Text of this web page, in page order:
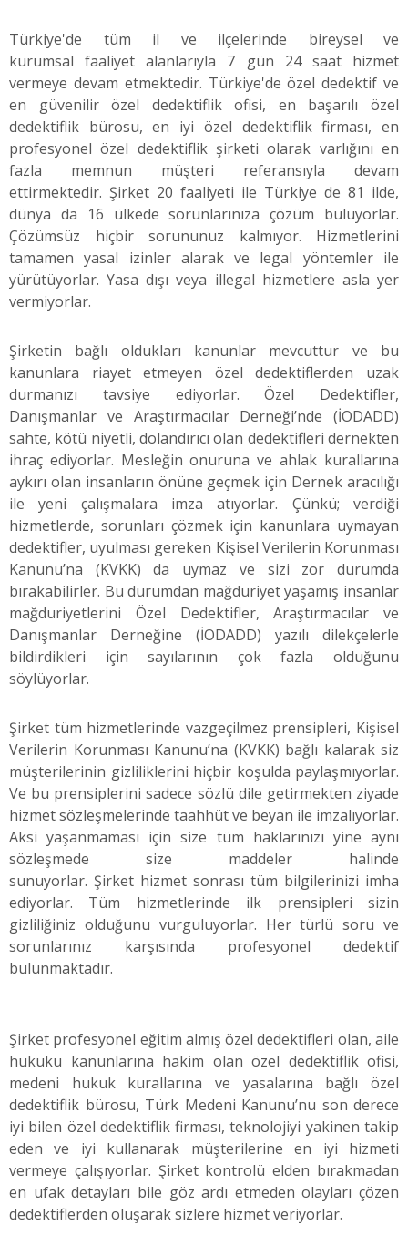
Türkiye'de tüm il ve ilçelerinde bireysel ve
kurumsal faaliyet alanlarıyla 7 gün 24 saat hizmet
vermeye devam etmektedir. Türkiye'de özel dedektif ve
en güvenilir özel dedektiflik ofisi, en başarılı özel
dedektiflik bürosu, en iyi özel dedektiflik firması, en
profesyonel özel dedektiflik şirketi olarak varlığını en
fazla memnun müşteri referansıyla devam
ettirmektedir. Şirket 20 faaliyeti ile Türkiye de 81 ilde,
dünya da 16 ülkede sorunlarınıza çözüm buluyorlar.
Çözümsüz hiçbir sorununuz kalmıyor. Hizmetlerini
tamamen yasal izinler alarak ve legal yöntemler ile
yürütüyorlar. Yasa dışı veya illegal hizmetlere asla yer
vermiyorlar.
Şirketin bağlı oldukları kanunlar mevcuttur ve bu
kanunlara riayet etmeyen özel dedektiflerden uzak
durmanızı tavsiye ediyorlar. Özel Dedektifler,
Danışmanlar ve Araştırmacılar Derneği’nde (İODADD)
sahte, kötü niyetli, dolandırıcı olan dedektifleri dernekten
ihraç ediyorlar. Mesleğin onuruna ve ahlak kurallarına
aykırı olan insanların önüne geçmek için Dernek aracılığı
ile yeni çalışmalara imza atıyorlar. Çünkü; verdiği
hizmetlerde, sorunları çözmek için kanunlara uymayan
dedektifler, uyulması gereken Kişisel Verilerin Korunması
Kanunu’na (KVKK) da uymaz ve sizi zor durumda
bırakabilirler. Bu durumdan mağduriyet yaşamış insanlar
mağduriyetlerini Özel Dedektifler, Araştırmacılar ve
Danışmanlar Derneğine (İODADD) yazılı dilekçelerle
bildirdikleri için sayılarının çok fazla olduğunu
söylüyorlar.
Şirket tüm hizmetlerinde vazgeçilmez prensipleri, Kişisel
Verilerin Korunması Kanunu’na (KVKK) bağlı kalarak siz
müşterilerinin gizliliklerini hiçbir koşulda paylaşmıyorlar.
Ve bu prensiplerini sadece sözlü dile getirmekten ziyade
hizmet sözleşmelerinde taahhüt ve beyan ile imzalıyorlar.
Aksi yaşanmaması için size tüm haklarınızı yine aynı
sözleşmede size maddeler halinde
sunuyorlar. Şirket hizmet sonrası tüm bilgilerinizi imha
ediyorlar. Tüm hizmetlerinde ilk prensipleri sizin
gizliliğiniz olduğunu vurguluyorlar. Her türlü soru ve
sorunlarınız karşısında profesyonel dedektif
bulunmaktadır.
Şirket profesyonel eğitim almış özel dedektifleri olan, aile
hukuku kanunlarına hakim olan özel dedektiflik ofisi,
medeni hukuk kurallarına ve yasalarına bağlı özel
dedektiflik bürosu, Türk Medeni Kanunu’nu son derece
iyi bilen özel dedektiflik firması, teknolojiyi yakinen takip
eden ve iyi kullanarak müşterilerine en iyi hizmeti
vermeye çalışıyorlar. Şirket kontrolü elden bırakmadan
en ufak detayları bile göz ardı etmeden olayları çözen
dedektiflerden oluşarak sizlere hizmet veriyorlar.